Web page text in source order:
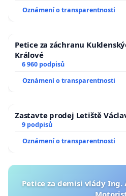
republiky
Oznámení o transparentnosti
Petice za záchranu
Králové
6 960 podpisů
Oznámení o transparentnosti
Zastavte prodej Letiště
9 podpisů
Oznámení o transparentnosti
Petice za demisi vlády Ing.